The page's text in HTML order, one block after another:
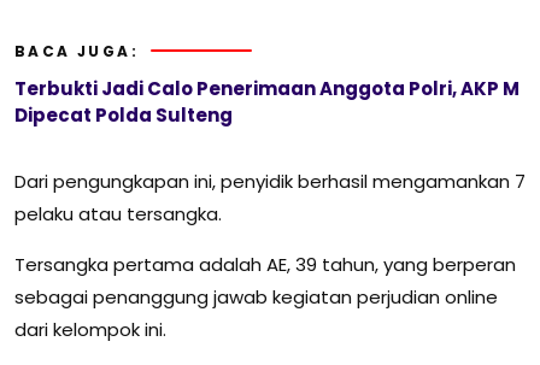
BACA JUGA:
Terbukti Jadi Calo Penerimaan Anggota Polri, AKP M
Dipecat Polda Sulteng
Dari pengungkapan ini, penyidik berhasil mengamankan 7
pelaku atau tersangka.
Tersangka pertama adalah AE, 39 tahun, yang berperan
sebagai penanggung jawab kegiatan perjudian online
dari kelompok ini.